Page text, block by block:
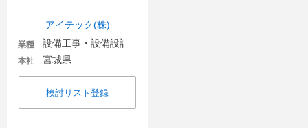
アイテック(株)
業種 設備工事・設備設計
本社 宮城県
検討リスト登録